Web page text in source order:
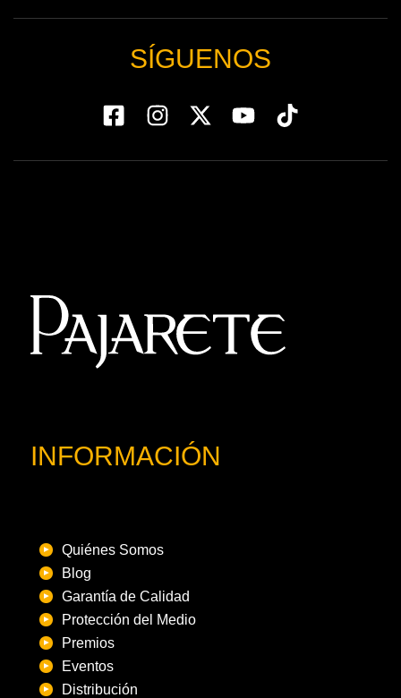
SÍGUENOS
INFORMACIÓN
Quiénes Somos
Blog
Garantía de Calidad
Protección del Medio
Premios
Eventos
Distribución